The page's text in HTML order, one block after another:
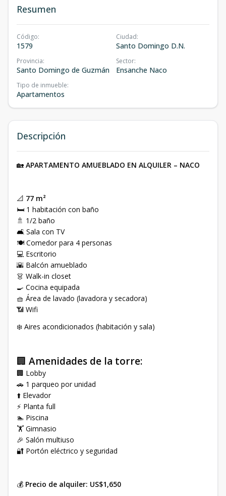
Resumen
Código:
1579
Ciudad:
Santo Domingo D.N.
Provincia:
Santo Domingo de Guzmán
Sector:
Ensanche Naco
Tipo de inmueble:
Apartamentos
Descripción
🏡 APARTAMENTO AMUEBLADO EN ALQUILER – NACO
📐 77 m²
🛏 1 habitación con baño
🚿 1/2 baño
🛋 Sala con TV
🍽 Comedor para 4 personas
💻 Escritorio
🌇 Balcón amueblado
👗 Walk-in closet
🍳 Cocina equipada
🧺 Área de lavado (lavadora y secadora)
📶 Wifi
❄️ Aires acondicionados (habitación y sala)
🏢 Amenidades de la torre:
🏢 Lobby
🚗 1 parqueo por unidad
⬆️ Elevador
⚡ Planta full
🏊 Piscina
🏋️ Gimnasio
🎉 Salón multiuso
🔐 Portón eléctrico y seguridad
💰 Precio de alquiler: US$1,650